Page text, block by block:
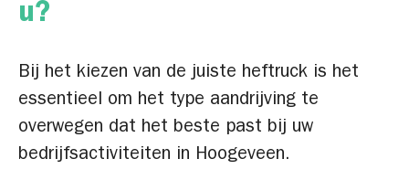
u?
Bij het kiezen van de juiste heftruck is het
essentieel om het type aandrijving te
overwegen dat het beste past bij uw
bedrijfsactiviteiten in Hoogeveen.